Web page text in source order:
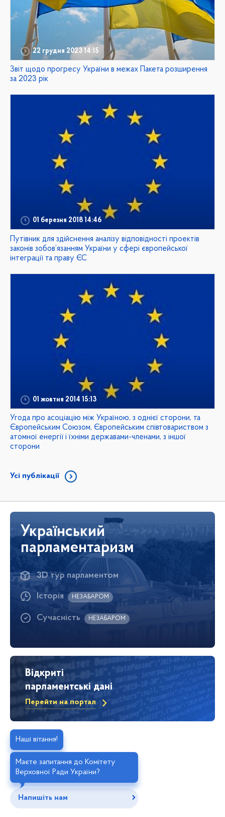
22 грудня 2023 14:15
Звіт щодо прогресу України в межах Пакета розширення
за 2023 рік
01 березня 2018 14:46
Путівник для здійснення аналізу відповідності проектів
законів зобов’язанням України у сфері європейської
інтеграції та праву ЄС
01 жовтня 2014 15:13
Угода про асоціацію між Україною, з однієї сторони, та
Європейським Союзом, Європейським співтовариством з
атомної енергії і їхніми державами-членами, з іншої
сторони
Усі публікації
Український
парламентаризм
3D тур парламентом
Історія НЕЗАБАРОМ
Сучасність НЕЗАБАРОМ
Відкриті
парламентські дані
Перейти на портал
Наші вітання!
Маєте запитання до Комітету
Верховної Ради України?
Напишіть нам